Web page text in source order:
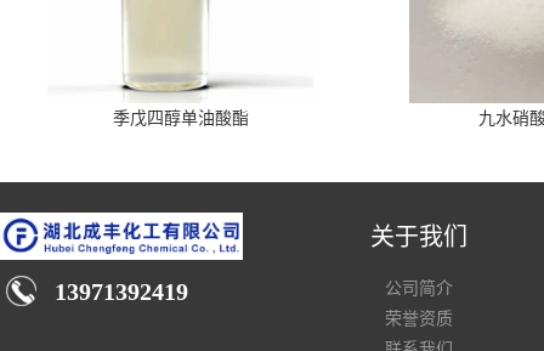
季戊四醇单油酸酯 九水硝
13971392419
关于我们
公司简介
荣誉资质